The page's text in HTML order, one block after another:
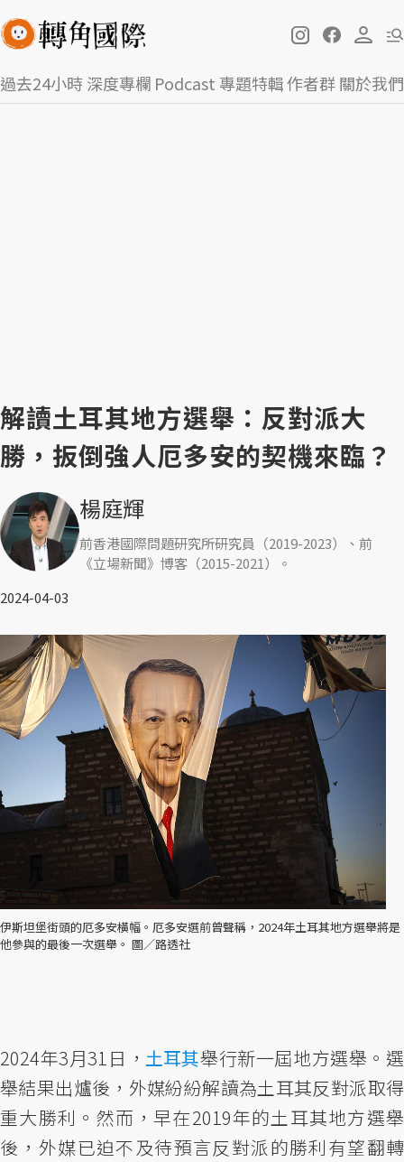
過去24小時深度專欄 Podcast 專題特輯作者群關於我們
解讀土耳其地方選舉：反對派大
勝，扳倒強人厄多安的契機來臨？
楊庭輝
前香港國際問題研究所研究員（2019-2023）、前
《立場新聞》博客（2015-2021）。
2024-04-03
伊斯坦堡街頭的厄多安橫幅。厄多安選前曾聲稱，2024年土耳其地方選舉將是
他參與的最後一次選舉。 圖／路透社
2024年3月31日， 土耳其舉行新一屆地方選舉。選
舉結果出爐後，外媒紛紛解讀為土耳其反對派取得
重大勝利。然而，早在2019年的土耳其地方選舉
後，外媒已迫不及待預言反對派的勝利有望翻轉